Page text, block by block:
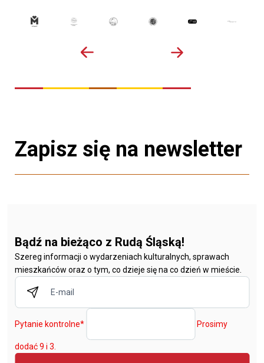
Zapisz się na newsletter
Bądź na bieżąco z Rudą Śląską!
Szereg informacji o wydarzeniach kulturalnych, sprawach
mieszkańców oraz o tym, co dzieje się na co dzień w mieście.
Pytanie kontrolne* Prosimy
dodać 9 i 3.